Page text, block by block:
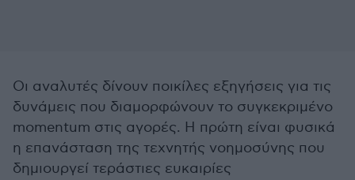
Οι αναλυτές δίνουν ποικίλες εξηγήσεις για τις
δυνάμεις που διαμορφώνουν το συγκεκριμένο
momentum στις αγορές. Η πρώτη είναι φυσικά
η επανάσταση της τεχνητής νοημοσύνης που
δημιουργεί τεράστιες ευκαιρίες